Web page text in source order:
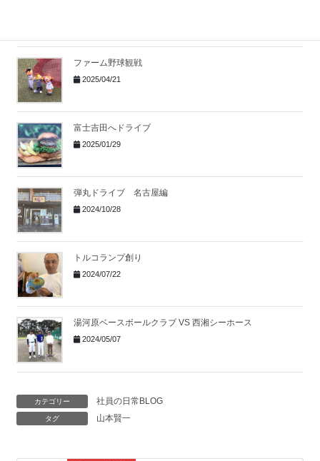
ファーム野球観戦
2025/04/21
富士吉田へドライブ
2025/01/29
弾丸ドライブ 名古屋編
2024/10/28
トルコランプ創り
2024/07/22
湯河原ベースボールクラブ VS 西湘シーホース
2024/05/07
カテゴリー 社員の日常BLOG
タグ 山本賢一